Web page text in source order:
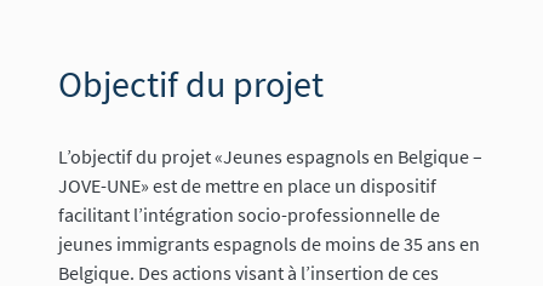
Objectif du projet
L’objectif du projet «Jeunes espagnols en Belgique –
JOVE-UNE» est de mettre en place un dispositif
facilitant l’intégration socio-professionnelle de
jeunes immigrants espagnols de moins de 35 ans en
Belgique. Des actions visant à l’insertion de ces